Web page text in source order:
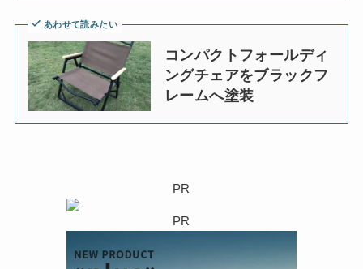
あわせて読みたい
コンパクトフォールディ
ングチェアをブラックフ
レームへ塗装
PR
PR